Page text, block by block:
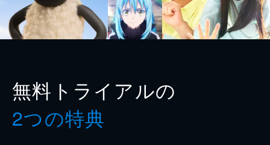
無料トライアルの
2つの特典